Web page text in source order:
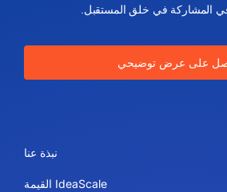
في المشاركة في خلق المستقبل.
على عرض توضيحي
نبذة عنا
IdeaScale القيمة